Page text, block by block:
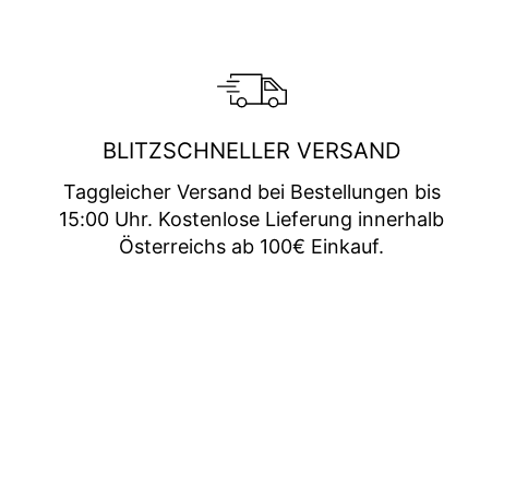
BLITZSCHNELLER VERSAND
Taggleicher Versand bei Bestellungen bis
15:00 Uhr. Kostenlose Lieferung innerhalb
Österreichs ab 100€ Einkauf.